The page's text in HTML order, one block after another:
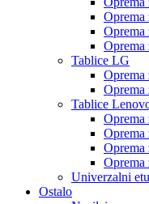
Oprema
Oprema
Oprema
Tablice LG
Oprema
Oprema
Tablice
Oprema
Oprema
Oprema
Oprema
Univerzalni
Ostalo